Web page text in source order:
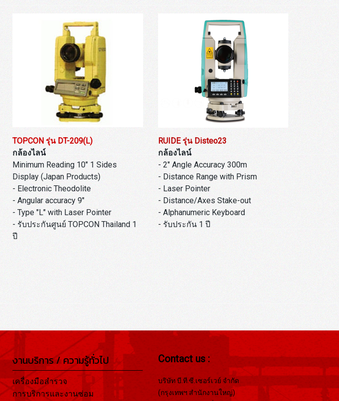
TOPCON รุ่น DT-209(L)
กล้องไลน์
Minimum Reading 10" 1 Sides
Display (Japan Products)
- Electronic Theodolite
- Angular accuracy 9"
- Type "L" with Laser Pointer
- รับประกันศูนย์ TOPCON Thailand 1
ปี
RUIDE รุ่น Disteo23
กล้องไลน์
- 2" Angle Accuracy 300m
- Distance Range with Prism
- Laser Pointer
- Distance/Axes Stake-out
- Alphanumeric Keyboard
- รับประกัน 1 ปี
งานบริการ / ความรู้ทั่วไป
เครื่องมือสำรวจ
การบริการและงานซ่อม
Contact us :
บริษัท บี.ที.ซี.เซอร์เวย์ จำกัด
(กรุงเทพฯ สำนักงานใหญ่)